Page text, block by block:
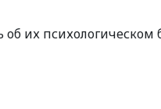
их психологическом